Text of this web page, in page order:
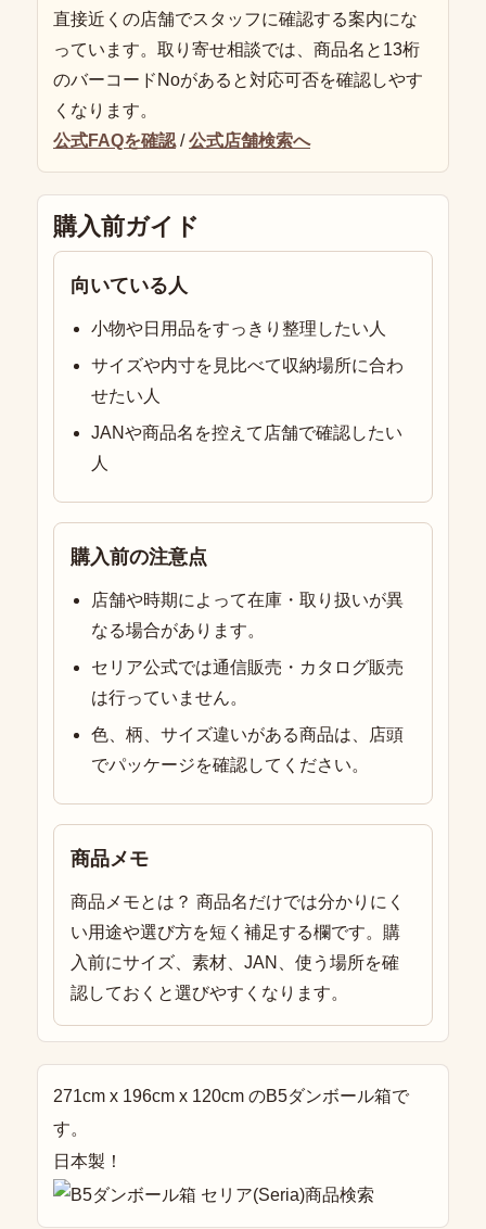
直接近くの店舗でスタッフに確認する案内にな
っています。取り寄せ相談では、商品名と13桁
のバーコードNoがあると対応可否を確認しやす
くなります。
公式FAQを確認 /公式店舗検索へ
購入前ガイド
向いている人
小物や日用品をすっきり整理したい人
サイズや内寸を見比べて収納場所に合わ
せたい人
JANや商品名を控えて店舗で確認したい
人
購入前の注意点
店舗や時期によって在庫・取り扱いが異
なる場合があります。
セリア公式では通信販売・カタログ販売
は行っていません。
色、柄、サイズ違いがある商品は、店頭
でパッケージを確認してください。
商品メモ
商品メモとは？ 商品名だけでは分かりにく
い用途や選び方を短く補足する欄です。購
入前にサイズ、素材、JAN、使う場所を確
認しておくと選びやすくなります。
271cm x 196cm x 120cm のB5ダンボール箱で
す。
日本製！